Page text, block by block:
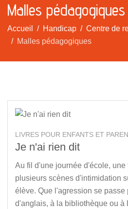
Malles pédagogiques
Accueil Handicap
Centre de
Malles pédagogiques
LIVRES POUR ENFANTS ET
Je n'ai rien dit
Au fil d'une journée d'école, une
plusieurs scènes d'intimidation
élève. Que l'agression se passe
d'anglais, à la bibliothèque ou à